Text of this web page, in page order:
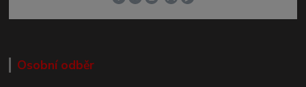
Osobní odběr